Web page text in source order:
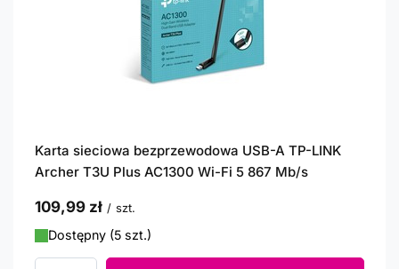
Karta sieciowa bezprzewodowa USB-A TP-LINK
Archer T3U Plus AC1300 Wi-Fi 5 867 Mb/s
109,99 zł / szt.
Dostępny (5 szt.)